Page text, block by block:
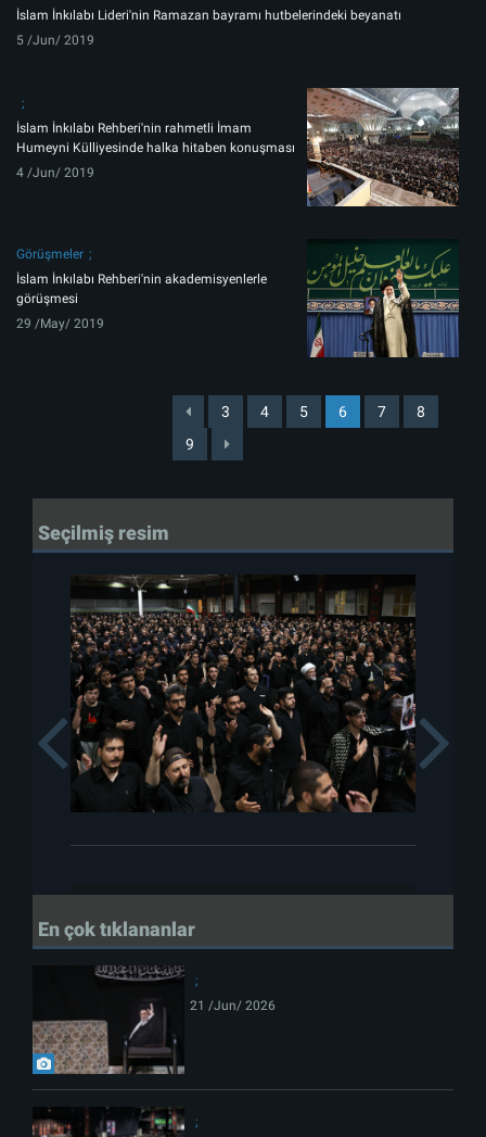
İslam İnkılabı Lideri'nin Ramazan bayramı hutbelerindeki beyanatı
5 /Jun/ 2019
İslam İnkılabı Rehberi'nin rahmetli İmam
Humeyni Külliyesinde halka hitaben konuşması
4 /Jun/ 2019
Görüşmeler
İslam İnkılabı Rehberi'nin akademisyenlerle
görüşmesi
29 /May/ 2019
3 4 5 6 7
8
9
Seçilmiş resim
Previous
En çok tıklananlar
21 /Jun/ 2026